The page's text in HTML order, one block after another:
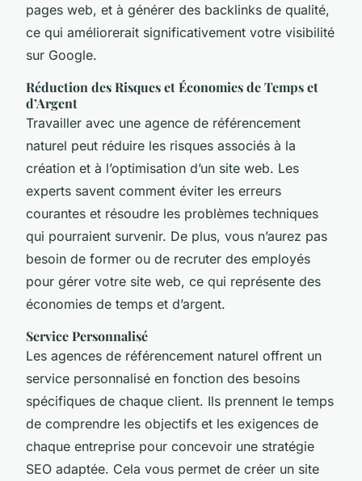
pages web, et à générer des backlinks de qualité,
ce qui améliorerait significativement votre visibilité
sur Google.
Réduction des Risques et Économies de Temps et
d’Argent
Travailler avec une agence de référencement
naturel peut réduire les risques associés à la
création et à l’optimisation d’un site web. Les
experts savent comment éviter les erreurs
courantes et résoudre les problèmes techniques
qui pourraient survenir. De plus, vous n’aurez pas
besoin de former ou de recruter des employés
pour gérer votre site web, ce qui représente des
économies de temps et d’argent.
Service Personnalisé
Les agences de référencement naturel offrent un
service personnalisé en fonction des besoins
spécifiques de chaque client. Ils prennent le temps
de comprendre les objectifs et les exigences de
chaque entreprise pour concevoir une stratégie
SEO adaptée. Cela vous permet de créer un site